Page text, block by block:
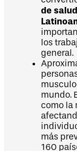
de
los
general.
mundo.
como la
más
160